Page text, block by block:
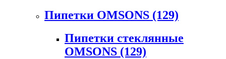
Пипетки OMSONS (129)
Пипетки стеклянные
OMSONS (129)